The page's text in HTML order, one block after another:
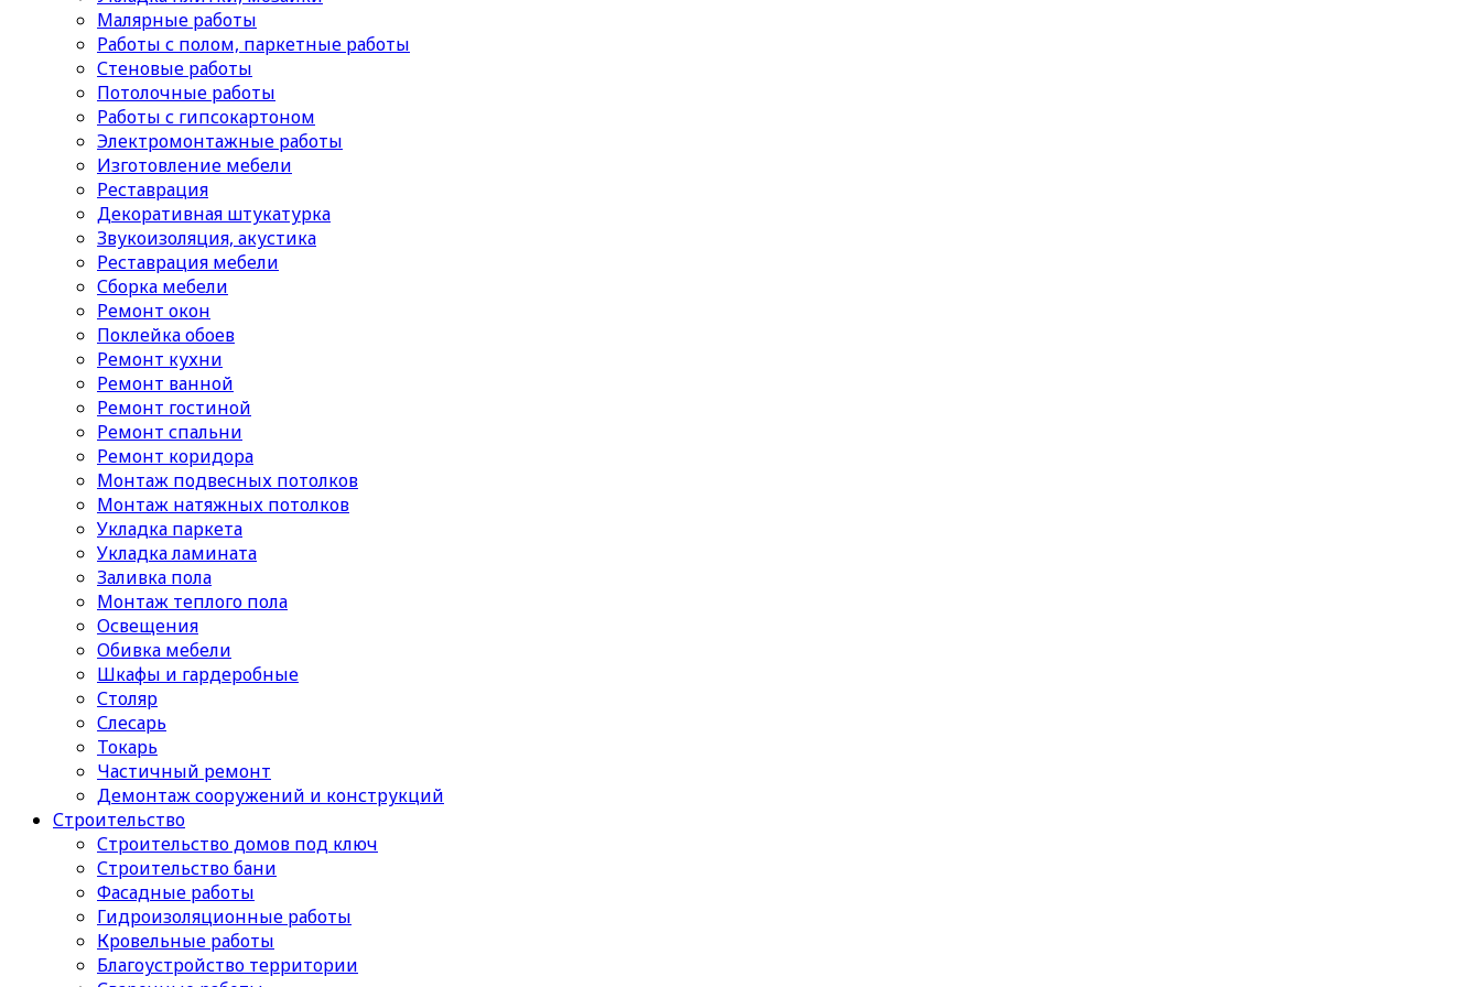
Малярные работы
Работы с полом, паркетные работы
Стеновые работы
Потолочные работы
Работы с гипсокартоном
Электромонтажные работы
Изготовление мебели
Реставрация
Декоративная штукатурка
Звукоизоляция, акустика
Реставрация мебели
Сборка мебели
Ремонт окон
Поклейка обоев
Ремонт кухни
Ремонт ванной
Ремонт гостиной
Ремонт спальни
Ремонт коридора
Монтаж подвесных потолков
Монтаж натяжных потолков
Укладка паркета
Укладка ламината
Заливка пола
Монтаж теплого пола
Освещения
Обивка мебели
Шкафы и гардеробные
Столяр
Слесарь
Токарь
Частичный ремонт
Демонтаж сооружений и конструкций
Строительство
Строительство домов под ключ
Строительство бани
Фасадные работы
Гидроизоляционные работы
Кровельные работы
Благоустройство территории